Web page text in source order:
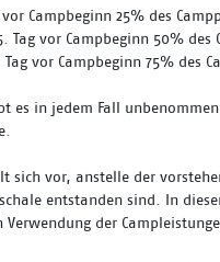
Campbeginn 25% des
Tag vor Campbeginn 50% des
vor Campbeginn 75% des
es in jedem Fall
sich vor, anstelle der
entstanden sind. In
der